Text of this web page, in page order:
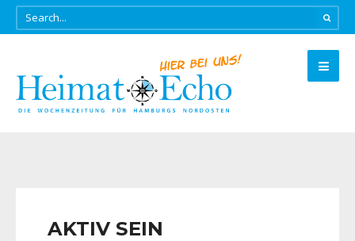
AKTIV SEIN